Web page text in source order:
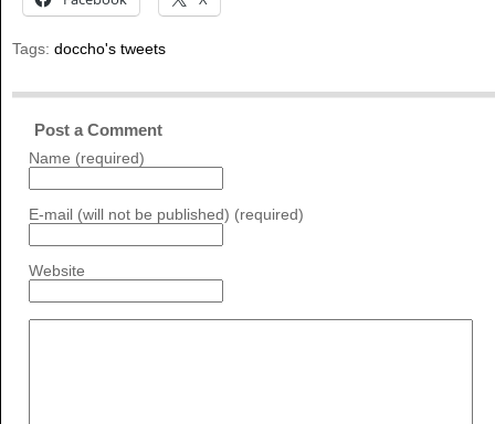
Tags: doccho's tweets
Post a Comment
Name (required)
E-mail (will not be published) (required)
Website